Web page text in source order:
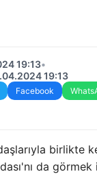
19:13•
19:13
Facebook
birlikte
da